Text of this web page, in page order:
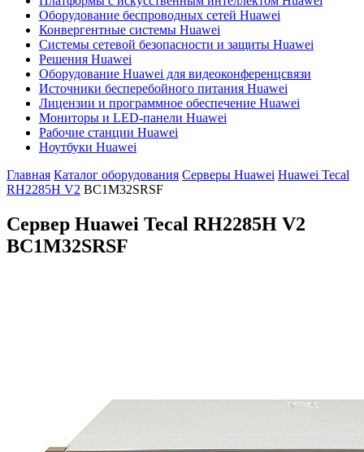
Оборудование беспроводных сетей Huawei
Конвергентные системы Huawei
Системы сетевой безопасности и защиты Huawei
Решения Huawei
Оборудование Huawei для видеоконференцсвязи
Источники бесперебойного питания Huawei
Лицензии и программное обеспечение Huawei
Мониторы и LED-панели Huawei
Рабочие станции Huawei
Ноутбуки Huawei
Главная Каталог оборудования Серверы Huawei Huawei Tecal
RH2285H V2 BC1M32SRSF
Сервер Huawei Tecal RH2285H V2
BC1M32SRSF